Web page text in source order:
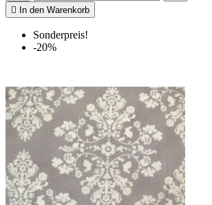

In den Warenkorb
Sonderpreis!
-20%